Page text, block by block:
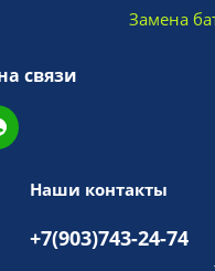
Замена
связи
Наши контакты
+7(903)743-24-74